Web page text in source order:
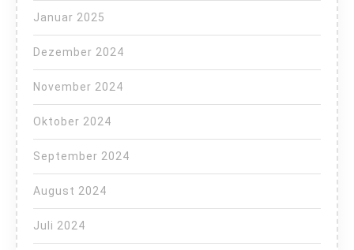
Januar 2025
Dezember 2024
November 2024
Oktober 2024
September 2024
August 2024
Juli 2024